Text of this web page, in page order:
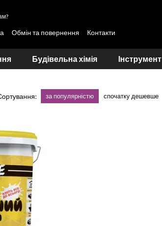
Обмін та повернення
Контакти
Будівельна хімія Інструмент
за популярністю спочатку дешевше